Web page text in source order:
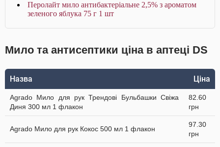
Перолайт мило антибактеріальне 2,5% з ароматом
зеленого яблука 75 г 1 шт
Мило та антисептики ціна в аптеці DS
Назва Ціна
Agrado Мило для рук Трендові Бульбашки Свіжа
Диня 300 мл 1 флакон
82.60
грн
Agrado Мило для рук Кокос 500 мл 1 флакон
97.30
грн